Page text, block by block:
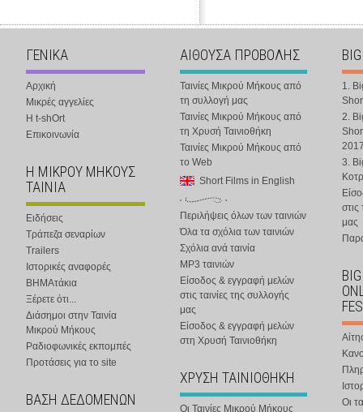
ΓΕΝΙΚΑ
Αρχική
Μικρές αγγελίες
Η t-shOrt
Επικοινωνία
Η ΜΙΚΡΟΥ ΜΗΚΟΥΣ
ΤΑΙΝΙΑ
Ειδήσεις
Τράπεζα σεναρίων
Trailers
Ιστορικές αναφορές
ΒΗΜΑτάκια
Ξέρετε ότι...
Διάσημοι στην Ταινία
Μικρού Μήκους
Ραδιοφωνικές εκπομπές
Προτάσεις για το site
ΒΑΣΗ ΔΕΔΟΜΕΝΩΝ
ΑΙΘΟΥΣΑ ΠΡΟΒΟΛΗΣ
Ταινίες Μικρού Μήκους από
τη συλλογή μας
Ταινίες Μικρού Μήκους από
τη Χρυσή Ταινιοθήκη
Ταινίες Μικρού Μήκους από
το Web
Short Films in English
Περιλήψεις όλων των ταινιών
Όλα τα σχόλια των ταινιών
Σχόλια ανά ταινία
MP3 ταινιών
Είσοδος & εγγραφή μελών
στις ταινίες της συλλογής
μας
Είσοδος & εγγραφή μελών
στη Χρυσή Ταινιοθήκη
ΧΡΥΣΗ ΤΑΙΝΙΟΘΗΚΗ
Οι Ταινίες Μικρού Μήκους
1.
2.
3.
στις
μας
Οι